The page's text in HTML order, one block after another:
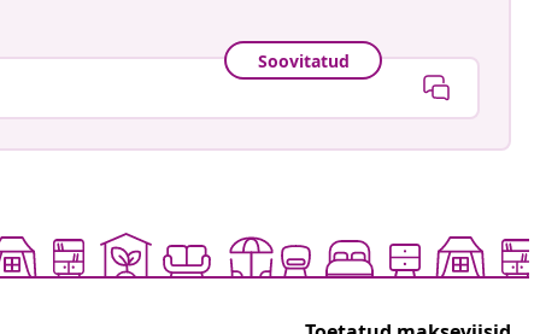
Soovitatud